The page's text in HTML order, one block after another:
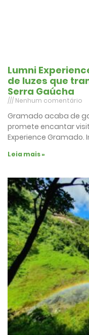
Lumni
de luzes que
Serra Gaúcha
Nenhum comentário
Gramado acaba de
promete encantar
Experience Gramado.
Leia mais »